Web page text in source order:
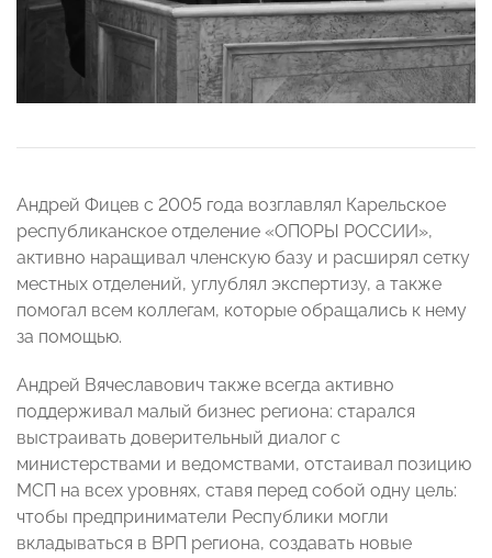
Андрей Фицев с 2005 года возглавлял Карельское
республиканское отделение «ОПОРЫ РОССИИ»,
активно наращивал членскую базу и расширял сетку
местных отделений, углублял экспертизу, а также
помогал всем коллегам, которые обращались к нему
за помощью.
Андрей Вячеславович также всегда активно
поддерживал малый бизнес региона: старался
выстраивать доверительный диалог с
министерствами и ведомствами, отстаивал позицию
МСП на всех уровнях, ставя перед собой одну цель:
чтобы предприниматели Республики могли
вкладываться в ВРП региона, создавать новые